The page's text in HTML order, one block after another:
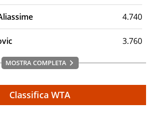
4.740
3.760
MOSTRA COMPLETA
Classifica WTA